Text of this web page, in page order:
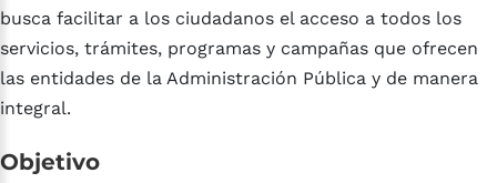
busca facilitar a los ciudadanos el acceso a todos los
servicios, trámites, programas y campañas que ofrecen
las entidades de la Administración Pública y de manera
integral.
Objetivo